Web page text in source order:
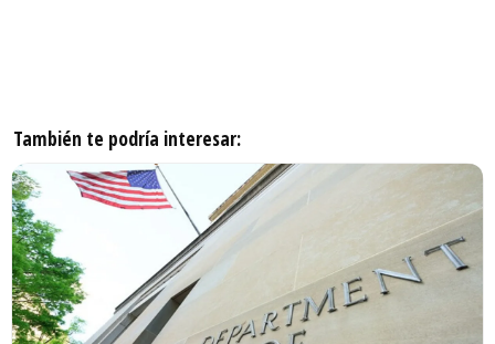
También te podría interesar: